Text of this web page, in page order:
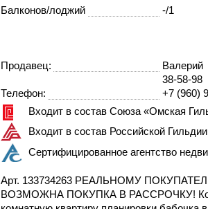
Балконов/лоджий
-/1
Продавец: Валерий
Телефон:
38-58-98
+7 (960)
Входит в состав Союза «Омская
Входит в состав Российской
Сертифицированное агентство
Арт. 133734263 РЕАЛЬНОМУ
ВОЗМОЖНА ПОКУПКА В РАССРОЧКУ!